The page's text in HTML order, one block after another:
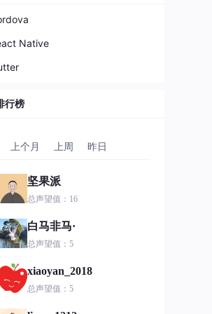
Native
行榜
上个月 上周 昨日
坚果派
总声望值：16
白马非马·
总声望值：5
xiaoyan_2018
总声望值：5